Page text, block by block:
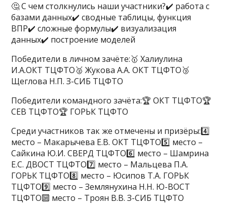
🤔 С чем столкнулись наши участники?✔️ работа с
базами данных✔️ сводные таблицы, функция
ВПР✔️ сложные формулы✔️ визуализация
данных✔️ построение моделей
Победители в личном зачёте:🥇 Халиулина
И.А.ОКТ ТЦФТО🥈 Жукова А.А. ОКТ ТЦФТО🥉
Щеглова Н.П. З-СИБ ТЦФТО
Победители командного зачёта:🏆 ОКТ ТЦФТО🏆
СЕВ ТЦФТО🏆 ГОРЬК ТЦФТО
Среди участников так же отмечены и призёры:4️⃣
место – Макарычева Е.В. ОКТ ТЦФТО5️⃣ место –
Сайкина Ю.И. СВЕРД ТЦФТО6️⃣ место – Шамрина
Е.С. ДВОСТ ТЦФТО7️⃣ место – Мальцева П.А.
ГОРЬК ТЦФТО8️⃣ место – Юсипов Т.А. ГОРЬК
ТЦФТО9️⃣ место – Землянухина Н.Н. Ю-ВОСТ
ТЦФТО🔟 место – Троян В.В. З-СИБ ТЦФТО